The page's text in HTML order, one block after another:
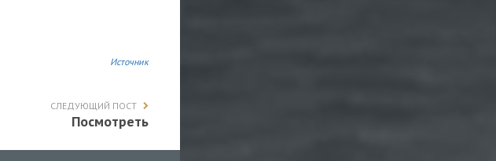
Источник
СЛЕДУЮЩИЙ ПОСТ
Посмотреть